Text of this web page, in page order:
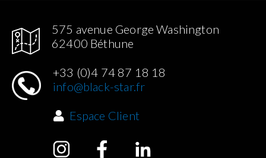
575 avenue George Washington
62400 Béthune
+33 (0)4 74 87 18 18
info@black-star.fr
Espace Client